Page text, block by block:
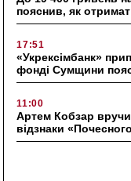
пояснив, як
17:51
«Укрексімбанк»
фонді Сумщини
11:00
Артем Кобзар
відзнаки